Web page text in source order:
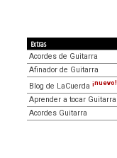
Extras
Acordes de Guitarra
Afinador de Guitarra
Blog de LaCuerda ¡nuevo!
Aprender a tocar Guitarra
Acordes Guitarra